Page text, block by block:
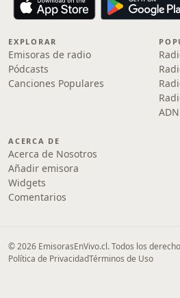
EXPLORAR
Emisoras de radio
Pódcasts
Canciones Populares
ACERCA DE
Acerca de Nosotros
Añadir emisora
Widgets
Comentarios
© 2026 EmisorasEnVivo.cl. Todos los
Política de PrivacidadTérminos de Uso